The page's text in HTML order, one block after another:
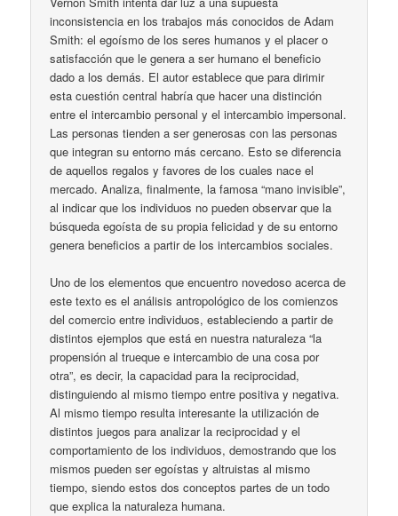
inconsistencia en los trabajos más conocidos de Adam
Smith: el egoísmo de los seres humanos y el placer o
satisfacción que le genera a ser humano el beneficio
dado a los demás. El autor establece que para dirimir
esta cuestión central habría que hacer una distinción
entre el intercambio personal y el intercambio impersonal.
Las personas tienden a ser generosas con las personas
que integran su entorno más cercano. Esto se diferencia
de aquellos regalos y favores de los cuales nace el
mercado. Analiza, finalmente, la famosa “mano invisible”,
al indicar que los individuos no pueden observar que la
búsqueda egoísta de su propia felicidad y de su entorno
genera beneficios a partir de los intercambios sociales.
Uno de los elementos que encuentro novedoso acerca de
este texto es el análisis antropológico de los comienzos
del comercio entre individuos, estableciendo a partir de
distintos ejemplos que está en nuestra naturaleza “la
propensión al trueque e intercambio de una cosa por
otra”, es decir, la capacidad para la reciprocidad,
distinguiendo al mismo tiempo entre positiva y negativa.
Al mismo tiempo resulta interesante la utilización de
distintos juegos para analizar la reciprocidad y el
comportamiento de los individuos, demostrando que los
mismos pueden ser egoístas y altruistas al mismo
tiempo, siendo estos dos conceptos partes de un todo
que explica la naturaleza humana.